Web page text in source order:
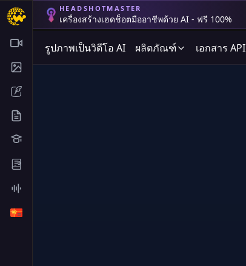
HEADSHOTMASTER
เครื่องสร้างเฮดช็อตมืออาชีพด้วย AI - ฟรี 100%
รูปภาพเป็นวิดีโอ AI ผลิตภัณฑ์ เอกสาร API